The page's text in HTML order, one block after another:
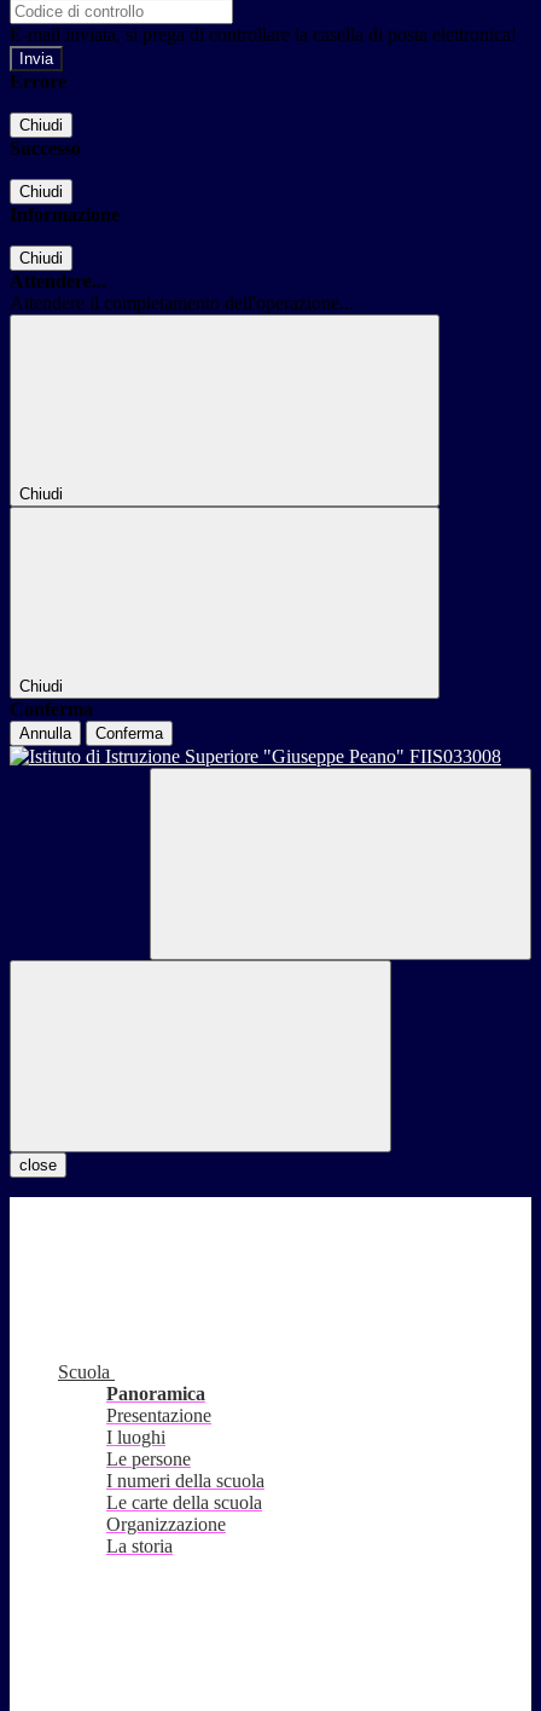
E-mail inviata, si prega di controllare la casella di posta elettronica!
Errore
Chiudi
Successo
Chiudi
Informazione
Chiudi
Attendere...
Attendere il completamento dell'operazione...
Chiudi
Chiudi
Conferma
Annulla Conferma
close
Scuola
Panoramica
Presentazione
I luoghi
Le persone
I numeri della scuola
Le carte della scuola
Organizzazione
La storia